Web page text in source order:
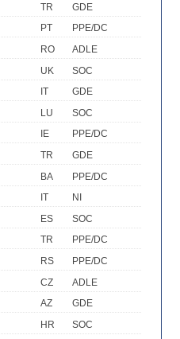
TR
GDE
PT
PPE/DC
RO
ADLE
UK
SOC
IT
GDE
LU
SOC
IE
PPE/DC
TR
GDE
BA
PPE/DC
IT
NI
ES
SOC
TR
PPE/DC
RS
PPE/DC
CZ
ADLE
AZ
GDE
HR
SOC